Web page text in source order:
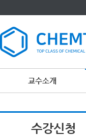
교수소개
수강신청